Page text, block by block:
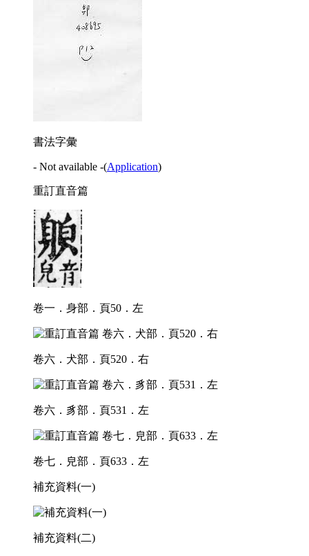
書法字彙
- Not available -(Application)
重訂直音篇
卷一．身部．頁50．左
卷六．犬部．頁520．右
卷六．豸部．頁531．左
卷七．皃部．頁633．左
補充資料(一)
補充資料(二)